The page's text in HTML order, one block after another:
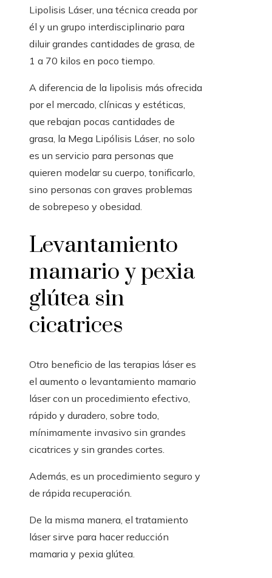
Lipolisis Láser, una técnica creada por
él y un grupo interdisciplinario para
diluir grandes cantidades de grasa, de
1 a 70 kilos en poco tiempo.
A diferencia de la lipolisis más ofrecida
por el mercado, clínicas y estéticas,
que rebajan pocas cantidades de
grasa, la Mega Lipólisis Láser, no solo
es un servicio para personas que
quieren modelar su cuerpo, tonificarlo,
sino personas con graves problemas
de sobrepeso y obesidad.
Levantamiento
mamario y pexia
glútea sin
cicatrices
Otro beneficio de las terapias láser es
el aumento o levantamiento mamario
láser con un procedimiento efectivo,
rápido y duradero, sobre todo,
mínimamente invasivo sin grandes
cicatrices y sin grandes cortes.
Además, es un procedimiento seguro y
de rápida recuperación.
De la misma manera, el tratamiento
láser sirve para hacer reducción
mamaria y pexia glútea.